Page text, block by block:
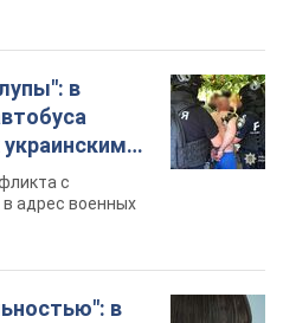
в
это.
с
адрес военных
в